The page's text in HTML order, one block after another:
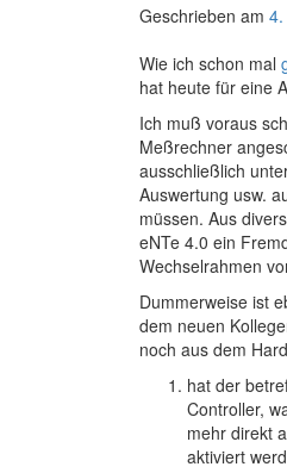
Geschrieben am
Wie ich schon mal
hat heute für eine
Ich muß voraus
Meßrechner
ausschließlich
Auswertung usw.
müssen. Aus
eNTe 4.0 ein
Wechselrahmen
Dummerweise ist
dem neuen
noch aus dem
hat der
Controller,
mehr direkt
aktiviert